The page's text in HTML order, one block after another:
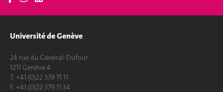
Université de Genève
24 rue du Général-Dufour
1211 Genève 4
T. +41 (0)22 379 71 11
F. +41 (0)22 379 11 34